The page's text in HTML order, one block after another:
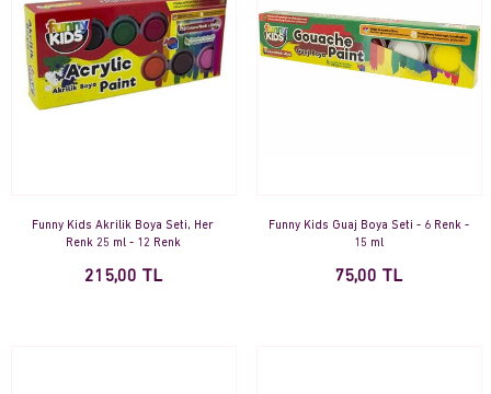
Funny Kids Akrilik Boya Seti, Her
Renk 25 ml - 12 Renk
215,00 TL
Funny Kids Guaj Boya Seti - 6 Renk -
15 ml
75,00 TL